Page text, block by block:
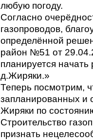
любую погоду.
Согласно
газопроводов,
определённой
район №51 от
планируется начать
д.Жиряки.»
Теперь посмотрим,
запланированных и
Жиряки по
Строительство
признать